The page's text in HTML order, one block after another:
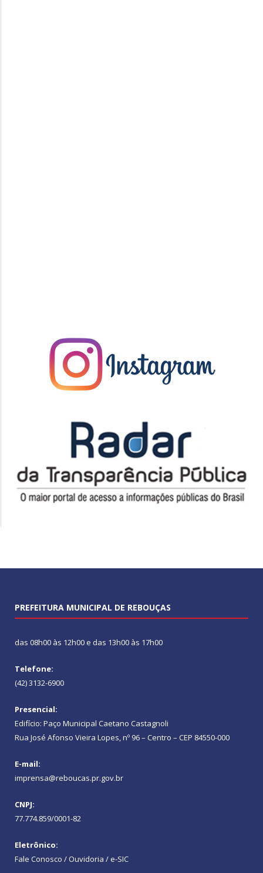
PREFEITURA MUNICIPAL DE REBOUÇAS
das 08h00 às 12h00 e das 13h00 às 17h00
Telefone:
(42) 3132-6900
Presencial:
Edifício: Paço Municipal Caetano Castagnoli
Rua José Afonso Vieira Lopes, nº 96 – Centro – CEP 84550-000
E-mail:
imprensa@reboucas.pr.gov.br
CNPJ:
77.774.859/0001-82
Eletrônico:
Fale Conosco / Ouvidoria / e-SIC